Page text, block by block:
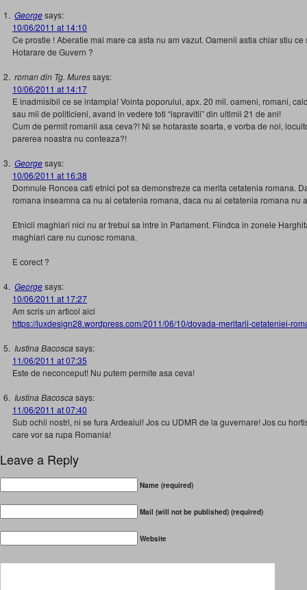
Georgesays:
10/06/2011 at 14:10
Ce prostie ! Aberatie mai mare ca asta nu am vazut. Oamenii astia chiar stiu
Hotarare de Guvern ?
roman din Tg. Muressays:
10/06/2011 at 14:17
E inadmisibil ce se intampla! Vointa poporului, apx. 20 mil. oameni, romani,
sau mii de politicieni, avand in vedere toti “ispravitii” din ultimii 21 de ani!
Cum de permit romanii asa ceva?! Ni se hotaraste soarta, e vorba de noi,
parerea noastra nu conteaza?!
Georgesays:
10/06/2011 at 16:38
Domnule Roncea cati etnici pot sa demonstreze ca merita cetatenia romana.
romana inseamna ca nu ai cetatenia romana, daca nu ai cetatenia romana nu
Etnicii maghiari nici nu ar trebui sa intre in Parlament. Fiindca in zonele
maghiari care nu cunosc romana.
E corect ?
Georgesays:
10/06/2011 at 17:27
Am scris un articol aici
https://luxdesign28.wordpress.com/2011/06/10/dovada-meritarii-cetateniei-
Iustina Bacoscasays:
11/06/2011 at 07:35
Este de neconceput! Nu putem permite asa ceva!
Iustina Bacoscasays:
11/06/2011 at 07:40
Sub ochii nostri, ni se fura Ardealul! Jos cu UDMR de la guvernare! Jos cu
care vor sa rupa Romania!
Leave a Reply
Name (required)
Mail (will not be published) (required)
Website